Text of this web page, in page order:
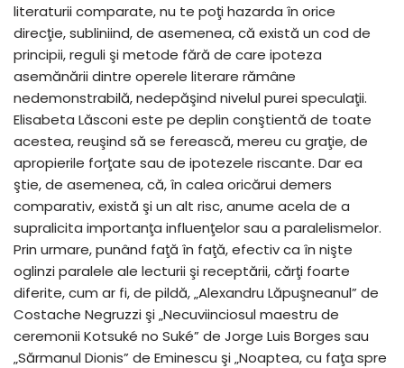
literaturii comparate, nu te poţi hazarda în orice
direcţie, subliniind, de asemenea, că există un cod de
principii, reguli şi metode fără de care ipoteza
asemănării dintre operele literare rămâne
nedemonstrabilă, nedepăşind nivelul purei speculaţii.
Elisabeta Lăsconi este pe deplin conştientă de toate
acestea, reuşind să se ferească, mereu cu graţie, de
apropierile forţate sau de ipotezele riscante. Dar ea
ştie, de asemenea, că, în calea oricărui demers
comparativ, există şi un alt risc, anume acela de a
supralicita importanţa influenţelor sau a paralelismelor.
Prin urmare, punând faţă în faţă, efectiv ca în nişte
oglinzi paralele ale lecturii şi receptării, cărţi foarte
diferite, cum ar fi, de pildă, „Alexandru Lăpuşneanul” de
Costache Negruzzi şi „Necuviinciosul maestru de
ceremonii Kotsuké no Suké” de Jorge Luis Borges sau
„Sărmanul Dionis” de Eminescu şi „Noaptea, cu faţa spre